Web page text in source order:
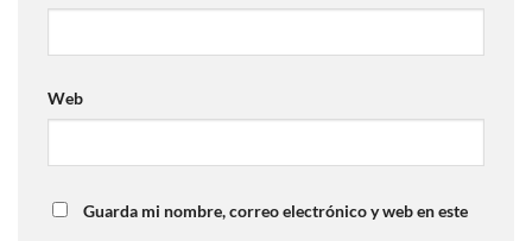
Web
Guarda mi nombre, correo electrónico y web en este